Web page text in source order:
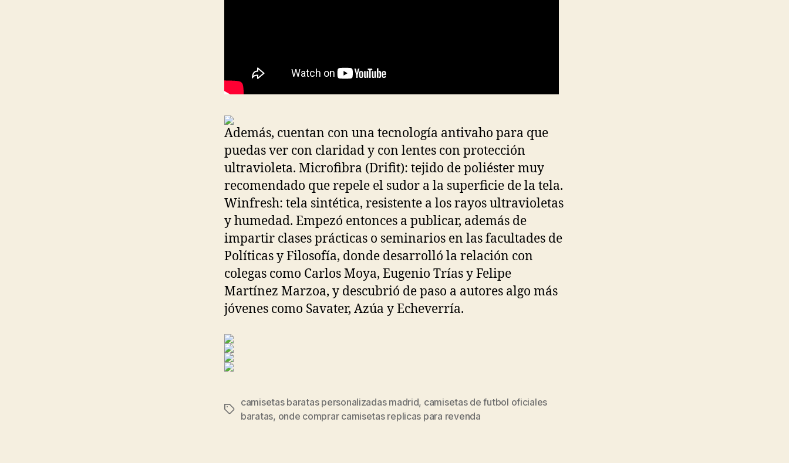
Además, cuentan con una tecnología antivaho para que
puedas ver con claridad y con lentes con protección
ultravioleta. Microfibra (Drifit): tejido de poliéster muy
recomendado que repele el sudor a la superficie de la tela.
Winfresh: tela sintética, resistente a los rayos ultravioletas
y humedad. Empezó entonces a publicar, además de
impartir clases prácticas o seminarios en las facultades de
Políticas y Filosofía, donde desarrolló la relación con
colegas como Carlos Moya, Eugenio Trías y Felipe
Martínez Marzoa, y descubrió de paso a autores algo más
jóvenes como Savater, Azúa y Echeverría.
Etiquetas
camisetas baratas personalizadas madrid, camisetas de futbol oficiales
baratas, onde comprar camisetas replicas para revenda